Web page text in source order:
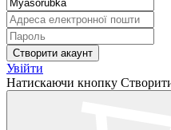
Увійти
Натискаючи кнопку